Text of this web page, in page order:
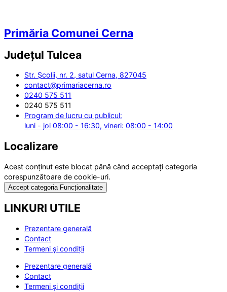
Primăria Comunei Cerna
Județul Tulcea
Str. Şcolii, nr. 2, satul Cerna, 827045
contact@primariacerna.ro
0240 575 511
0240 575 511
Program de lucru cu publicul:
luni - joi 08:00 - 16:30, vineri: 08:00 - 14:00
Localizare
Acest conținut este blocat până când acceptați categoria
corespunzătoare de cookie-uri.
Accept categoria Funcționalitate
LINKURI UTILE
Prezentare generală
Contact
Termeni și condiții
Prezentare generală
Contact
Termeni și condiții